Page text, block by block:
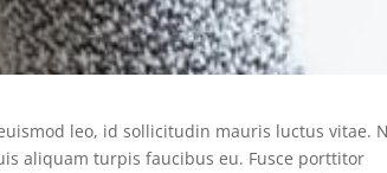
leo, id sollicitudin mauris luctus vitae.
aliquam turpis faucibus eu. Fusce porttitor